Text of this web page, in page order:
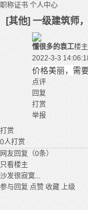
职称证书 个人中心
[其他] 一级建筑师
懂很多的袁工楼主
2022-3-3
价格美丽，需
点评
回复
打赏
举报
打赏
0人打赏
网友回复（0条）
只看楼主
沙发很寂寞...
参与回复 点赞 收藏 上级